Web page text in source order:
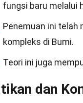
fungsi baru melalui
Penemuan ini telah
kompleks di Bumi.
Teori ini juga
dan